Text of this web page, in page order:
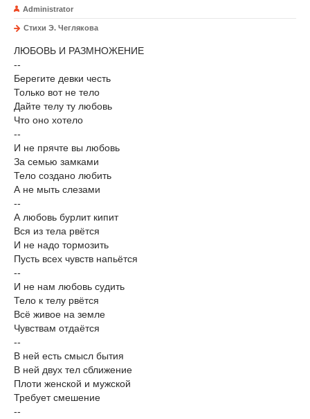
Administrator
Стихи Э. Чеглякова
ЛЮБОВЬ И РАЗМНОЖЕНИЕ
--
Берегите девки честь
Только вот не тело
Дайте телу ту любовь
Что оно хотело
--
И не прячте вы любовь
За семью замками
Тело создано любить
А не мыть слезами
--
А любовь бурлит кипит
Вся из тела рвётся
И не надо тормозить
Пусть всех чувств напьётся
--
И не нам любовь судить
Тело к телу рвётся
Всё живое на земле
Чувствам отдаётся
--
В ней есть смысл бытия
В ней двух тел сближение
Плоти женской и мужской
Требует смешение
--